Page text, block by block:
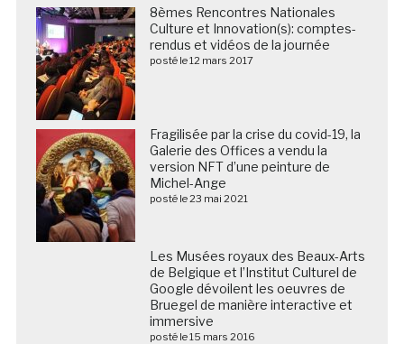
8èmes Rencontres Nationales
Culture et Innovation(s): comptes-
rendus et vidéos de la journée
posté le 12 mars 2017
Fragilisée par la crise du covid-19, la
Galerie des Offices a vendu la
version NFT d’une peinture de
Michel-Ange
posté le 23 mai 2021
Les Musées royaux des Beaux-Arts
de Belgique et l’Institut Culturel de
Google dévoilent les oeuvres de
Bruegel de manière interactive et
immersive
posté le 15 mars 2016